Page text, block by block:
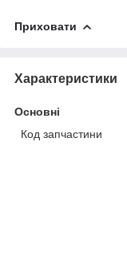
Приховати
Характеристики
Основні
Код запчастини